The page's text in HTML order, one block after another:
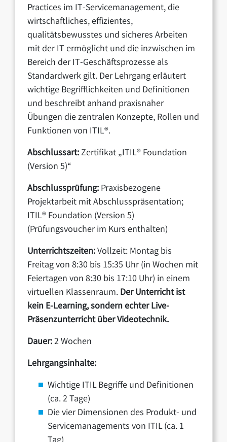
Practices im IT-Servicemanagement, die
wirtschaftliches, effizientes,
qualitätsbewusstes und sicheres Arbeiten
mit der IT ermöglicht und die inzwischen im
Bereich der IT-Geschäftsprozesse als
Standardwerk gilt. Der Lehrgang erläutert
wichtige Begrifflichkeiten und Definitionen
und beschreibt anhand praxisnaher
Übungen die zentralen Konzepte, Rollen und
Funktionen von ITIL®.
Abschlussart:Zertifikat „ITIL® Foundation
(Version 5)“
Abschlussprüfung:Praxisbezogene
Projektarbeit mit Abschlusspräsentation;
ITIL® Foundation (Version 5)
(Prüfungsvoucher im Kurs enthalten)
Unterrichtszeiten:Vollzeit: Montag bis
Freitag von 8:30 bis 15:35 Uhr (in Wochen mit
Feiertagen von 8:30 bis 17:10 Uhr) in einem
virtuellen Klassenraum.Der Unterricht ist
kein E-Learning, sondern echter Live-
Präsenzunterricht über Videotechnik.
Dauer:2 Wochen
Lehrgangsinhalte:
Wichtige ITIL Begriffe und Definitionen
(ca. 2 Tage)
Die vier Dimensionen des Produkt- und
Servicemanagements von ITIL (ca. 1